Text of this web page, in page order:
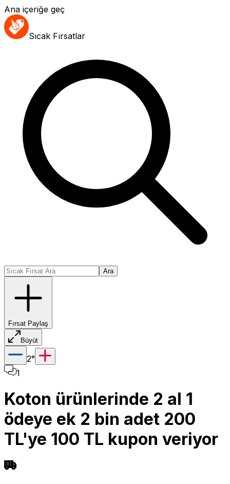
Ana içeriğe geç
Sıcak Fırsatlar
Ara
Fırsat Paylaş
Büyüt
2°
1
Koton ürünlerinde 2 al 1
ödeye ek 2 bin adet 200
TL'ye 100 TL kupon veriyor